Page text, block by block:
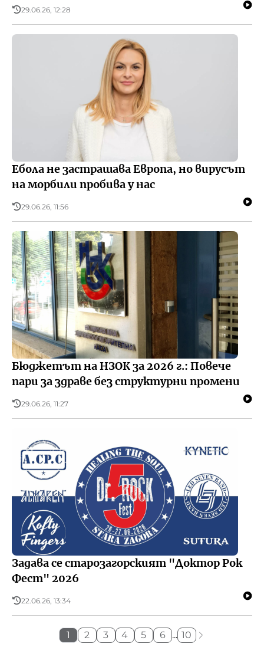
29.06.26, 12:28
Ебола не застрашава Европа, но вирусът
на морбили пробива у нас
29.06.26, 11:56
Бюджетът на НЗОК за 2026 г.: Повече
пари за здраве без структурни промени
29.06.26, 11:27
Задава се старозагорският "Доктор Рок
Фест" 2026
22.06.26, 13:34
1 2 3 4 5 6 ... 10